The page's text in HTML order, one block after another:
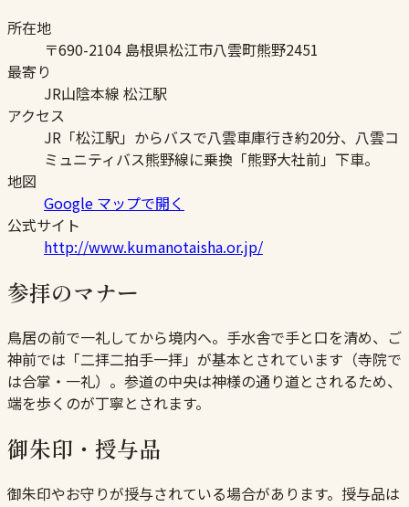
所在地
〒690-2104 島根県松江市八雲町熊野2451
最寄り
JR山陰本線 松江駅
アクセス
JR「松江駅」からバスで八雲車庫行き約20分、八雲コ
ミュニティバス熊野線に乗換「熊野大社前」下車。
地図
Google マップで開く
公式サイト
http://www.kumanotaisha.or.jp/
参拝のマナー
鳥居の前で一礼してから境内へ。手水舎で手と口を清め、ご
神前では「二拝二拍手一拝」が基本とされています（寺院で
は合掌・一礼）。参道の中央は神様の通り道とされるため、
端を歩くのが丁寧とされます。
御朱印・授与品
御朱印やお守りが授与されている場合があります。授与品は